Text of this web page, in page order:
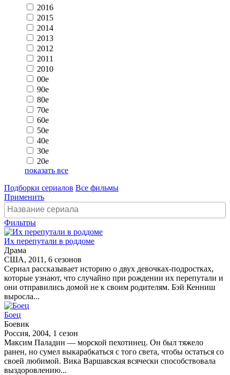
2016
2015
2014
2013
2012
2011
2010
00e
90e
80e
70e
60e
50e
40e
30e
20e
показать все
Подборки сериалов Все фильмы
Применить
Фильтры
Их перепутали в роддоме
Драма
США, 2011, 6 сезонов
Сериал рассказывает историю о двух девочках-подростках,
которые узнают, что случайно при рождении их перепутали и
они отправились домой не к своим родителям. Бэй Кенниш
выросла...
Боец
Боевик
Россия, 2004, 1 сезон
Максим Паладин — морской пехотинец. Он был тяжело
ранен, но сумел выкарабкаться с того света, чтобы остаться со
своей любимой. Вика Варшавская всячески способствовала
выздоровлению...